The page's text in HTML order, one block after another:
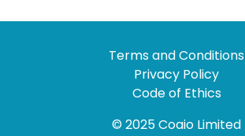
Terms and Conditions
Privacy Policy
Code of Ethics
© 2025 Coaio Limited